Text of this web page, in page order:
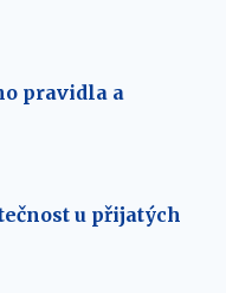
pravidla a
u přijatých